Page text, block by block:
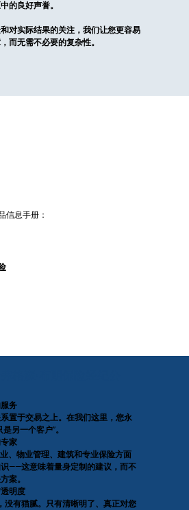
的良好声誉。
对实际结果的关注，我们让您更容易
而无需不必要的复杂性。
信息手册：
务
置于交易之上。在我们这里，您永
另一个客户”。
家
、物业管理、建筑和专业保险方面
——这意味着量身定制的建议，而不
案。
明度
没有猫腻。只有清晰明了、真正对您